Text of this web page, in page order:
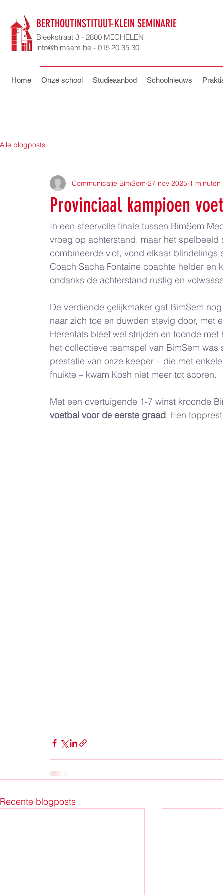
BERTHOUTINSTITUUT-KLEIN SEMINARIE
Bleekstraat 3 - 2800 MECHELEN
info@bimsem.be - 015 20 35 30
Home Onze school Studieaanbod Schoolnieuws
Alle blogposts
Provinciaal kampioen
Communicatie BimSem 27 nov 2025 1 minuten
In een sfeervolle finale tussen BimSem
vroeg op achterstand, maar het
combineerde vlot, vond elkaar
Coach Sacha Fontaine coachte helder
ondanks de achterstand rustig en
De verdiende gelijkmaker gaf BimSem
naar zich toe en duwden stevig door, met
Herentals bleef wel strijden en toonde
het collectieve teamspel van BimSem
prestatie van onze keeper – die met
fnuikte – kwam Kosh niet meer tot scoren.
Met een overtuigende 1-7 winst kroonde
voetbal voor de eerste graad. Een
Recente blogposts